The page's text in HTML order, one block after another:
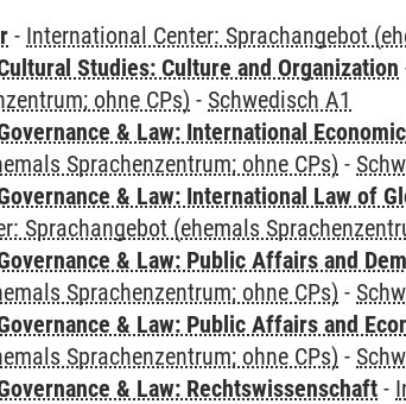
- International Center: Sprachangebot
Studies: Culture and Organization
ohne CPs) - Schwedisch A1
& Law: International
Sprachenzentrum; ohne CPs) -
& Law: International Law of
Sprachangebot (ehemals
& Law: Public Affairs and
Sprachenzentrum; ohne CPs) -
& Law: Public Affairs and
Sprachenzentrum; ohne CPs) -
& Law: Rechtswissenschaft -